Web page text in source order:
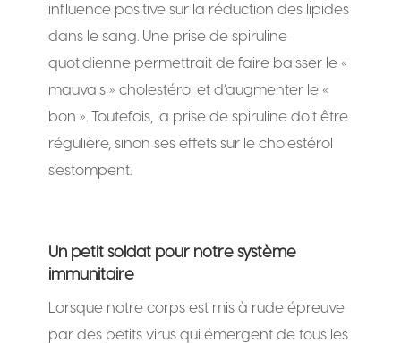
influence positive sur la réduction des lipides
dans le sang. Une prise de spiruline
quotidienne permettrait de faire baisser le «
mauvais » cholestérol et d’augmenter le «
bon ». Toutefois, la prise de spiruline doit être
régulière, sinon ses effets sur le cholestérol
s’estompent.
Un petit soldat pour notre système
immunitaire
Lorsque notre corps est mis à rude épreuve
par des petits virus qui émergent de tous les